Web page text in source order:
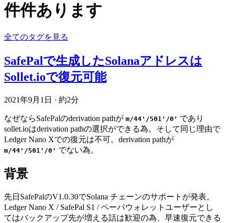
件件あります
全てのタグを見る
SafePalで生成したSolanaアドレスは
Sollet.ioで復元可能
2021年9月1日 · 約2分
なぜならSafePalのderivation pathが m/44'/501'/0' であり
sollet.ioはderivation pathの選択ができる為。そして同じ理由で
Ledger Nano Xでの復元は不可。derivation pathが
m/44'/501'/0' でない為。
背景
先日SafePalのV1.0.30でSolana チェーンのサポートが発表。
Ledger Nano X / SafePal S1 / ペーパウォレットユーザーとし
てはバックアップ先が増える話は歓迎の為、早速復元できる